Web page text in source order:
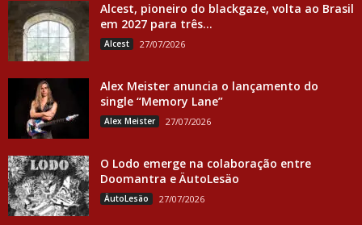
Alcest, pioneiro do blackgaze, volta ao Brasil
em 2027 para três...
Alcest 27/07/2026
Alex Meister anuncia o lançamento do
single “Memory Lane”
Alex Meister 27/07/2026
O Lodo emerge na colaboração entre
Doomantra e ÄutoLesäo
ÄutoLesäo 27/07/2026